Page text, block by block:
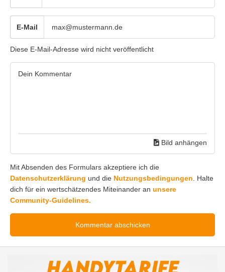
E-Mail
Diese E-Mail-Adresse wird nicht veröffentlicht
Bild anhängen
Mit Absenden des Formulars akzeptiere ich die
Datenschutzerklärung und die Nutzungsbedingungen . Halte
dich für ein wertschätzendes Miteinander an unsere
Community-Guidelines.